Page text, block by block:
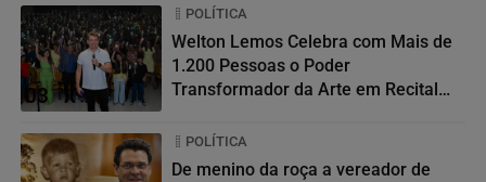
03
POLÍTICA
Welton Lemos Celebra com Mais de
1.200 Pessoas o Poder
Transformador da Arte em Recital
POLÍTICA
De menino da roça a vereador de